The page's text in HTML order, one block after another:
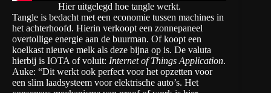
Hier uitgelegd hoe tangle werkt.
Tangle is bedacht met een economie tussen machines in
het achterhoofd. Hierin verkoopt een zonnepaneel
overtollige energie aan de buurman. Of koopt een
koelkast nieuwe melk als deze bijna op is. De valuta
hierbij is IOTA of voluit: Internet of Things Application.
Auke: “Dit werkt ook perfect voor het opzetten voor
een slim laadsysteem voor elektrische auto’s. Het